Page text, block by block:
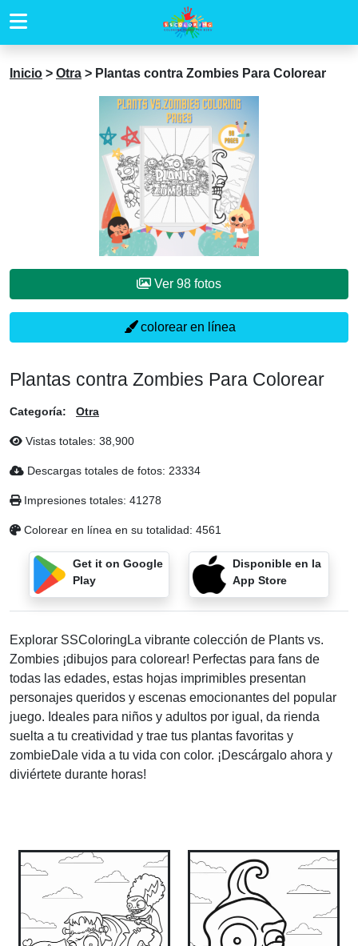
Inicio > Otra > Plantas contra Zombies Para Colorear
Ver 98 fotos
colorear en línea
Plantas contra Zombies Para Colorear
Categoría: Otra
Vistas totales: 38,900
Descargas totales de fotos: 23334
Impresiones totales: 41278
Colorear en línea en su totalidad: 4561
Get it on Google
Play
Disponible en la
App Store
Explorar SSColoringLa vibrante colección de Plants vs.
Zombies ¡dibujos para colorear! Perfectas para fans de
todas las edades, estas hojas imprimibles presentan
personajes queridos y escenas emocionantes del popular
juego. Ideales para niños y adultos por igual, da rienda
suelta a tu creatividad y trae tus plantas favoritas y
zombieDale vida a tu vida con color. ¡Descárgalo ahora y
diviértete durante horas!